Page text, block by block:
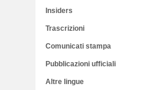
Insiders
Trascrizioni
Comunicati stampa
Pubblicazioni ufficiali
Altre lingue